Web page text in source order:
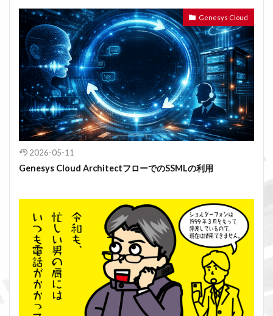
Genesys Cloud
2026-05-11
Genesys Cloud ArchitectフローでのSSMLの利用